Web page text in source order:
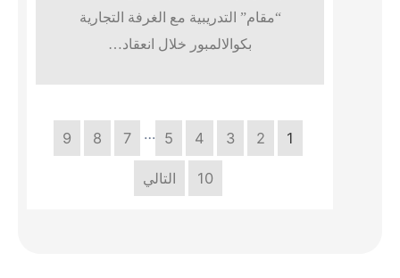
“مقام” التدريبية مع الغرفة التجارية
بكوالالمبور خلال انعقاد…
1
2
3
4
5
…
7
8
9
10 التالي